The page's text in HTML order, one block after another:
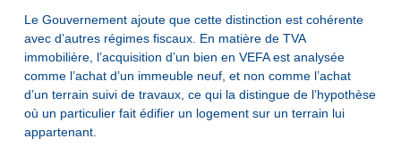
Le Gouvernement ajoute que cette distinction est cohérente
avec d’autres régimes fiscaux. En matière de TVA
immobilière, l’acquisition d’un bien en VEFA est analysée
comme l’achat d’un immeuble neuf, et non comme l’achat
d’un terrain suivi de travaux, ce qui la distingue de l’hypothèse
où un particulier fait édifier un logement sur un terrain lui
appartenant.